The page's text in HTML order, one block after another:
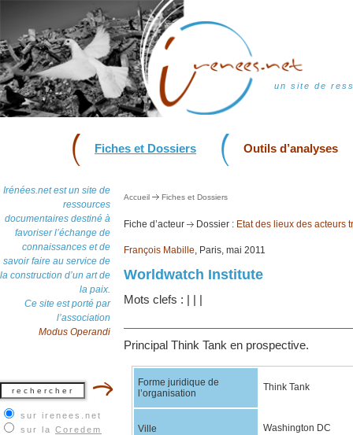
un site de
Fiches et Dossiers Outils d’analyses
Irénées.net est un site de
ressources
documentaires destiné à
favoriser l’échange de
connaissances et de
savoir faire au service de
la construction d’un art de
la paix.
Ce site est porté par
l’association
Modus Operandi
sur irenees.net
sur la Coredem
Accueil Fiches et Dossiers
Fiche d’acteur Dossier : Etat des lieux des acteurs
François Mabille, Paris, mai 2011
Worldwatch Institute
Mots clefs : | | |
Principal Think Tank en prospective.
Forme juridique de
l’organisation
Think Tank
Ville Washington DC